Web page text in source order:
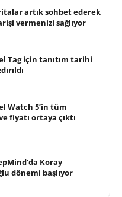
artık sohbet ederek
vermenizi sağlıyor
Tag için tanıtım tarihi
Watch 5’in tüm
fiyatı ortaya çıktı
Koray
dönemi başlıyor